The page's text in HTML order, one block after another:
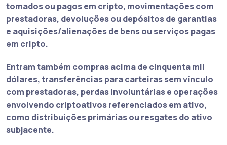
tomados ou pagos em cripto, movimentações com
prestadoras, devoluções ou depósitos de garantias
e aquisições/alienações de bens ou serviços pagas
em cripto.
Entram também compras acima de cinquenta mil
dólares, transferências para carteiras sem vínculo
com prestadoras, perdas involuntárias e operações
envolvendo criptoativos referenciados em ativo,
como distribuições primárias ou resgates do ativo
subjacente.